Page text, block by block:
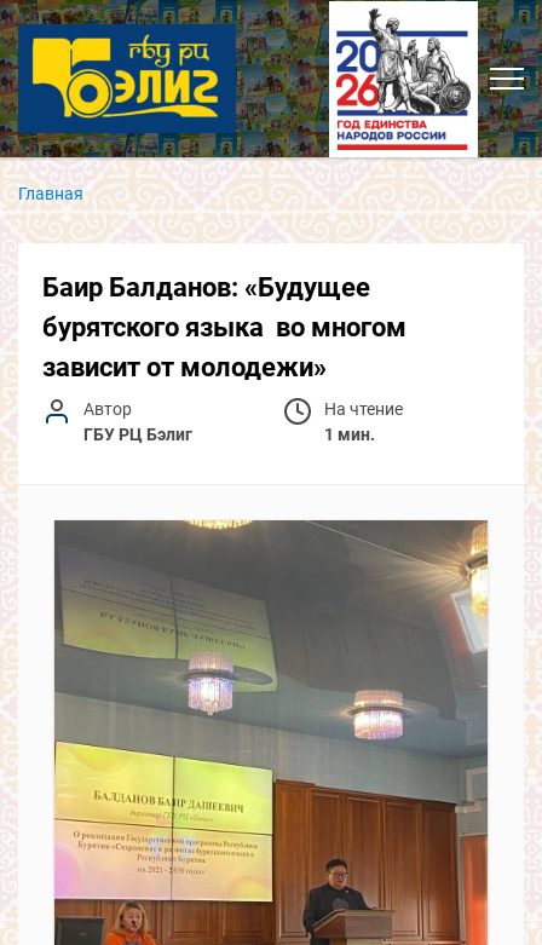
Главная
Баир Балданов: «Будущее
бурятского языка во многом
зависит от молодежи»
Автор
ГБУ РЦ Бэлиг
На чтение
1 мин.